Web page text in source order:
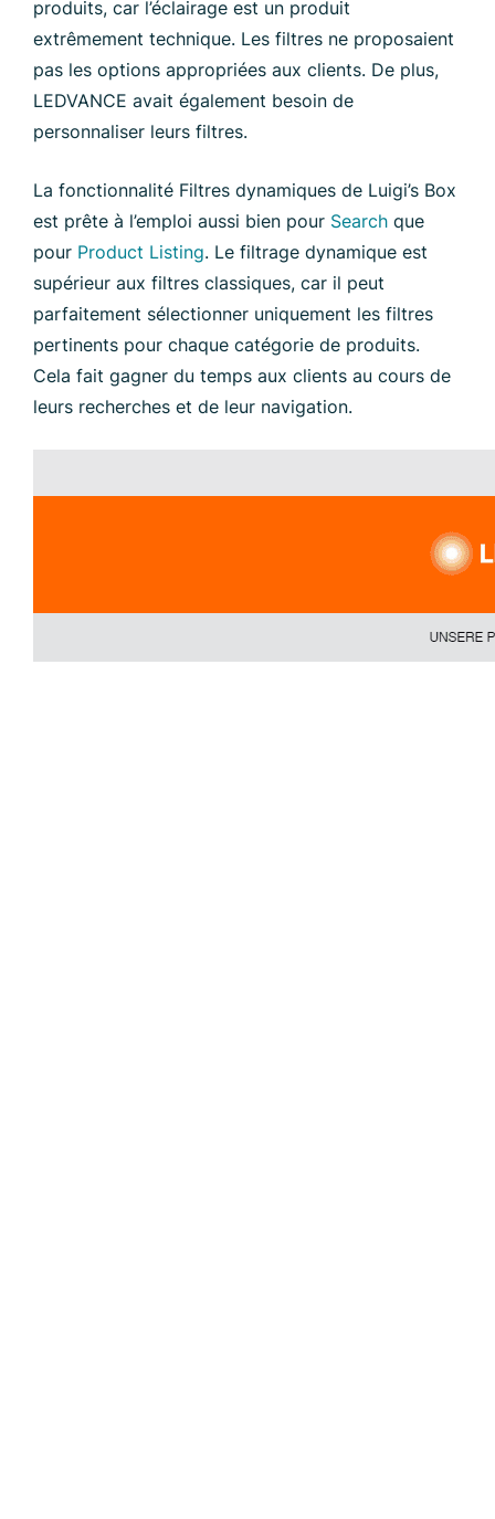
produits, car l’éclairage est un produit
extrêmement technique. Les filtres ne proposaient
pas les options appropriées aux clients. De plus,
LEDVANCE avait également besoin de
personnaliser leurs filtres.
La fonctionnalité Filtres dynamiques de Luigi’s Box
est prête à l’emploi aussi bien pour Search que
pour Product Listing. Le filtrage dynamique est
supérieur aux filtres classiques, car il peut
parfaitement sélectionner uniquement les filtres
pertinents pour chaque catégorie de produits.
Cela fait gagner du temps aux clients au cours de
leurs recherches et de leur navigation.